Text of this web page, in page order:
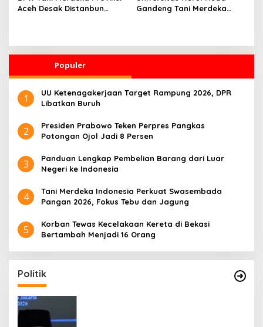
Aceh Desak Distanbun
Gandeng Tani Merdeka
Populer
1
UU Ketenagakerjaan Target Rampung 2026, DPR
Libatkan Buruh
2
Presiden Prabowo Teken Perpres Pangkas
Potongan Ojol Jadi 8 Persen
3
Panduan Lengkap Pembelian Barang dari Luar
Negeri ke Indonesia
4
Tani Merdeka Indonesia Perkuat Swasembada
Pangan 2026, Fokus Tebu dan Jagung
5
Korban Tewas Kecelakaan Kereta di Bekasi
Bertambah Menjadi 16 Orang
Politik